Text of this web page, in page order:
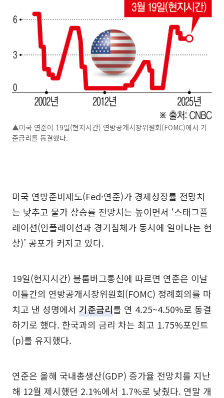
▲미국 연준이 19일(현지시간) 연방공개시장위원회(FOMC)에서 기
준금리를 동결했다.
미국 연방준비제도(Fed·연준)가 경제성장률 전망치
는 낮추고 물가 상승률 전망치는 높이면서 ‘스태그플
레이션(인플레이션과 경기침체가 동시에 일어나는 현
상)’ 공포가 커지고 있다.
19일(현지시간) 블룸버그통신에 따르면 연준은 이날
이틀간의 연방공개시장위원회(FOMC) 정례회의를 마
치고 낸 성명에서 기준금리를 연 4.25~4.50%로 동결
하기로 했다. 한국과의 금리 차는 최고 1.75%포인트
(p)를 유지했다.
연준은 올해 국내총생산(GDP) 증가율 전망치를 지난
해 12월 제시했던 2.1%에서 1.7%로 낮췄다. 연말 개